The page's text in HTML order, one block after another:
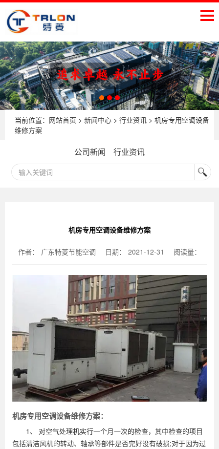
当前位置： 网站首页 > 新闻中心 > 行业资讯 > 机房专用空调设备
维修方案
公司新闻 行业资讯
机房专用空调设备维修方案
作者： 广东特菱节能空调 日期： 2021-12-31 阅读量：
机房专用空调设备维修方案：
1、 对空气处理机实行一个月一次的检查，其中检查的项目
包括清洁风机的转动、轴承等部件是否完好没有破损;对于因为过